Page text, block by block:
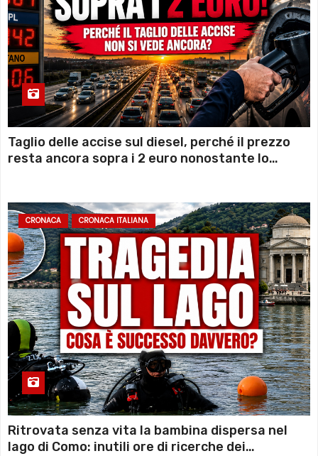
Taglio delle accise sul diesel, perché il prezzo
resta ancora sopra i 2 euro nonostante lo
CRONACA CRONACA ITALIANA
Ritrovata senza vita la bambina dispersa nel
lago di Como: inutili ore di ricerche dei